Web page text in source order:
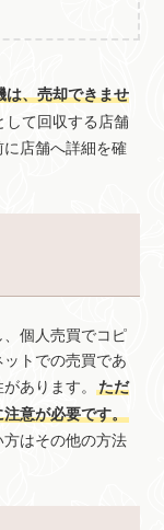
は、売却できませ
して回収する店舗
店舗へ詳細を確
個人売買でコピ
トでの売買であ
があります。ただ
意が必要です。
はその他の方法